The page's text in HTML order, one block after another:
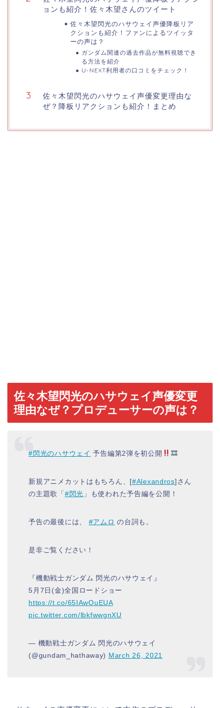
ョンも紹介！佐々木望さんのツイート
佐々木望閃光のハサウェイ声優降板リア
クションも紹介！ファンによるツイッタ
ーの声は？
ガンダム関連の過去作品が無料視聴でき
る方法を紹介
U-NEXT利用者の口コミをチェック！
佐々木望閃光のハサウェイ声優変更理由な
ぜ？降板リアクションも紹介！まとめ
佐々木望閃光のハサウェイ声優変更
理由なぜ？プロデューサーの声は？
#閃光のハサウェイ 予告編第2弾を初公開
新規アニメカットはもちろん、[#Alexandros]さん
の主題歌「 #閃光 」も使われた予告編を公開！
予告の最後には、 #アムロ の台詞も。
是非ご覧ください！
『機動戦士ガンダム 閃光のハサウェイ』
5月7日(金)全国ロードショー
https://t.co/65IAwOuEUA
pic.twitter.com/lbkfwwgnXU
— 機動戦士ガンダム 閃光のハサウェイ
(@gundam_hathaway) March 26, 2021